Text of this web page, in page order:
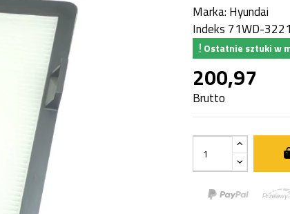
Marka: Hyundai
Indeks 71WD-
Ostatnie sztuki w
200,97
Brutto